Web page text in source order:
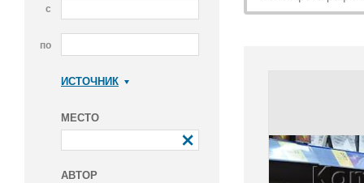
с
по
ИСТОЧНИК
МЕСТО
АВТОР